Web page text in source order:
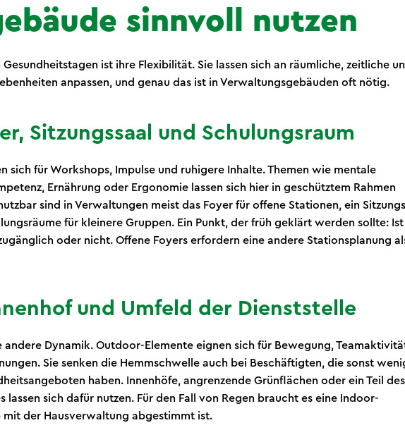
sinnvoll nutzen
ist ihre Flexibilität. Sie lassen sich an räumliche, zeitliche
anpassen, und genau das ist in Verwaltungsgebäuden oft nötig.
Sitzungssaal und Schulungsraum
sich für Workshops, Impulse und ruhigere Inhalte. Themen wie mentale
Ernährung oder Ergonomie lassen sich hier in geschütztem Rahmen
sind in Verwaltungen meist das Foyer für offene Stationen, ein
für kleinere Gruppen. Ein Punkt, der früh geklärt werden sollte:
oder nicht. Offene Foyers erfordern eine andere Stationsplanung
und Umfeld der Dienststelle
andere Dynamik. Outdoor-Elemente eignen sich für Bewegung,
Sie senken die Hemmschwelle auch bei Beschäftigten, die sonst
haben. Innenhöfe, angrenzende Grünflächen oder ein Teil des
lassen sich dafür nutzen. Für den Fall von Regen braucht es eine Indoor-
der Hausverwaltung abgestimmt ist.